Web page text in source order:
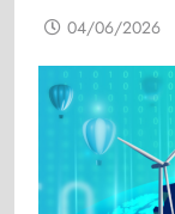
04/06/2026